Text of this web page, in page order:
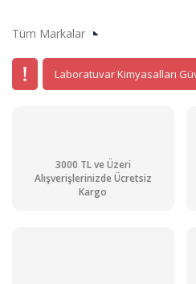
Tüm Markalar
Laboratuvar Kimyasalları
3000 TL ve Üzeri
Alışverişlerinizde Ücretsiz
Kargo